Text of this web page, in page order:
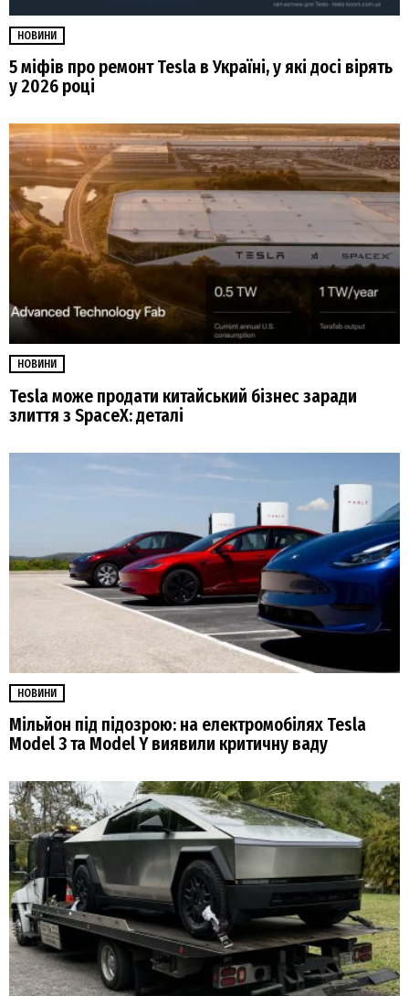
НОВИНИ
5 міфів про ремонт Tesla в Україні, у які досі вірять
у 2026 році
НОВИНИ
Tesla може продати китайський бізнес заради
злиття з SpaceX: деталі
НОВИНИ
Мільйон під підозрою: на електромобілях Tesla
Model 3 та Model Y виявили критичну ваду